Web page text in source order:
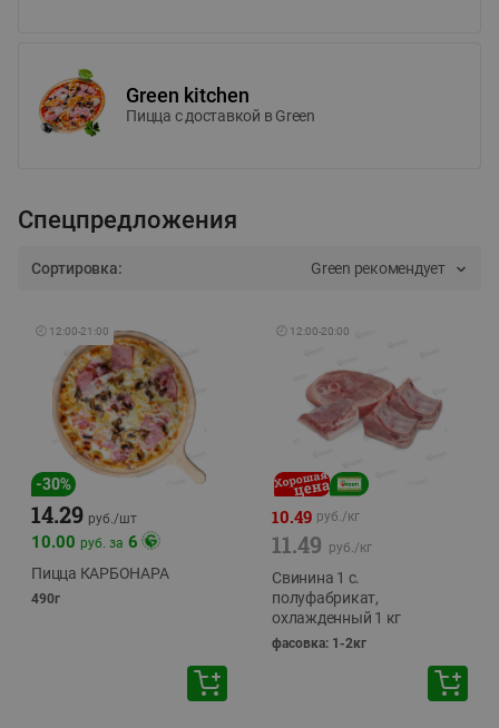
Green kitchen
Пицца c доставкой в Green
Спецпредложения
Сортировка: Green рекомендует
🕘 12:00-21:00
-30%
14.29 руб./шт
10.00 руб. за 6
Пицца КАРБОНАРА
490г
🕘 12:00-20:00
10.49 руб./кг
11.49 руб./кг
Свинина 1 с.
полуфабрикат,
охлажденный 1 кг
фасовка: 1-2кг